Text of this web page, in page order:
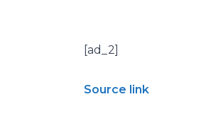
[ad_2]
Source link